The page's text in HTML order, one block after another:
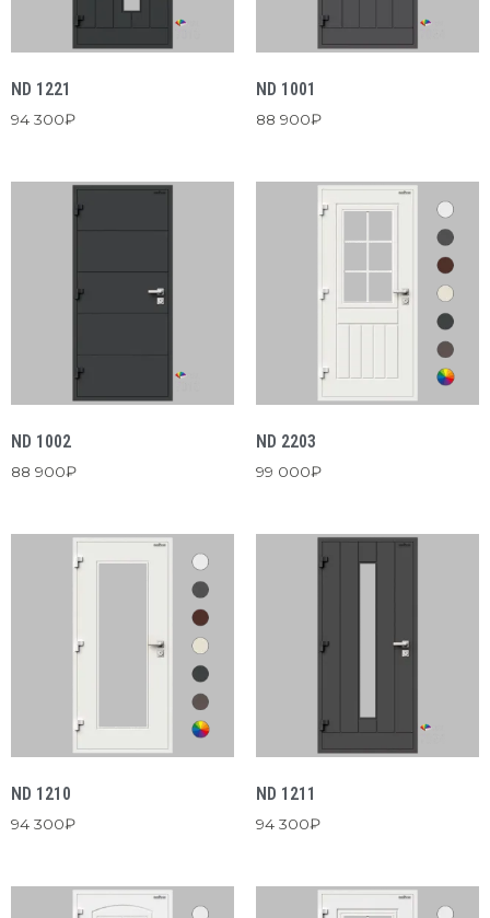
ND 1221
94 300₽
ND 1001
88 900₽
ND 1002
88 900₽
ND 2203
99 000₽
ND 1210
94 300₽
ND 1211
94 300₽